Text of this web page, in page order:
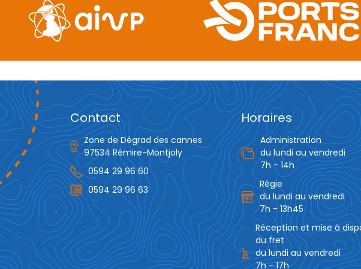
Contact
Zone de Dégrad des cannes
97534 Rémire-Montjoly
0594 29 96 60
0594 29 96 63
Horaires
Administration
du lundi au vendredi
7h - 14h
Régie
du lundi au vendredi
7h - 13h45
Réception et mise à
du fret
du lundi au vendredi
7h - 17h